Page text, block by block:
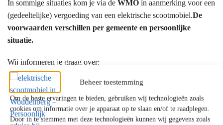
Beheer toestemming
Om de beste ervaringen te bieden, gebruiken wij technologieën zoals
cookies om informatie over je apparaat op te slaan en/of te raadplegen.
Door in te stemmen met deze technologieën kunnen wij gegevens zoals
In sommige situaties kom je via de WMO in aanmerking voor een
(gedeeltelijke) vergoeding van een elektrische scootmobiel.De
voorwaarden verschillen per gemeente en persoonlijke
situatie.
Wij informeren je graag over:
de mogelijkheden binnen de WMO
een eventuele eigen bijdrage
alternatieven als je aanvraag wordt afgewezen